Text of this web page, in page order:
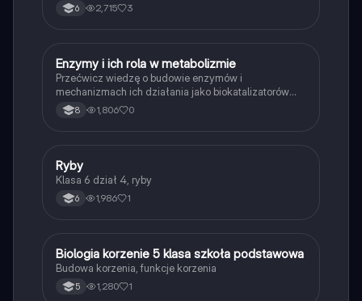
6 2,715 3
EBiologia
Enzymy i ich rola w metabolizmie
Przećwicz wiedzę o budowie enzymów i
mechanizmach ich działania jako biokatalizatorów
przyspieszających reakcje.
8 1,806 0
RBiologia
Ryby
Klasa 6 dział 4, ryby
6 1,986 1
BBiologia
Biologia korzenie 5 klasa szkoła podstawowa
Budowa korzenia, funkcje korzenia
5 1,280 1